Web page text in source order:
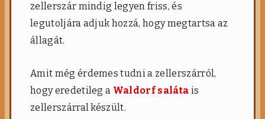
zellerszár mindig legyen friss, és
legutoljára adjuk hozzá, hogy megtartsa az
állagát.
Amit még érdemes tudni a zellerszárról,
hogy eredetileg a Waldorf saláta is
zellerszárral készült.